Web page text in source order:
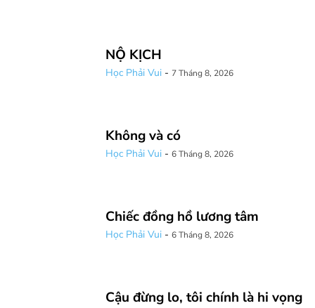
NỘ KỊCH
Học Phải Vui - 7 Tháng 8, 2026
Không và có
Học Phải Vui - 6 Tháng 8, 2026
Chiếc đồng hồ lương tâm
Học Phải Vui - 6 Tháng 8, 2026
Cậu đừng lo, tôi chính là hi vọng